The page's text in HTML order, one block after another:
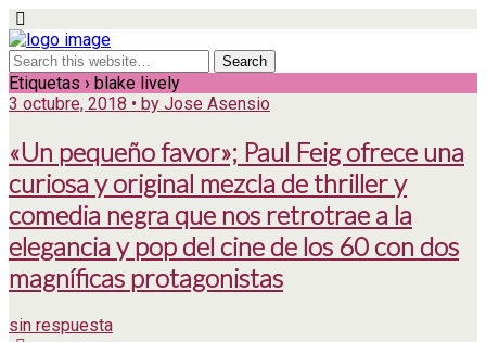
Etiquetas › blake lively
3 octubre, 2018 • by Jose Asensio
«Un pequeño favor»; Paul Feig ofrece una
curiosa y original mezcla de thriller y
comedia negra que nos retrotrae a la
elegancia y pop del cine de los 60 con dos
magníficas protagonistas
sin respuesta